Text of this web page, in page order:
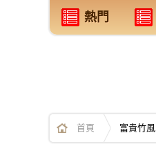
熱門
首頁 富貴竹